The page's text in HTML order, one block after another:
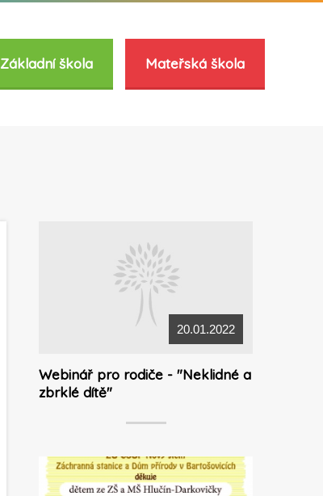
Základní škola Mateřská škola
20.01.2022
Webinář pro rodiče - "Neklidné a
zbrklé dítě"